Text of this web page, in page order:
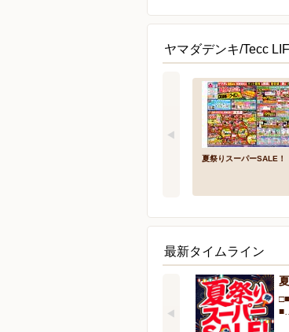
ヤマダデンキ/Tecc
夏祭りスーパーSALE！
最新タイムライン